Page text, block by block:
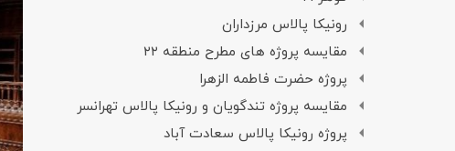
رونیکا پالاس مرزداران
مقایسه پروژه های مطرح منطقه ۲۲
پروژه حضرت فاطمه الزهرا
مقایسه پروژه تندگویان و رونیکا پالاس تهرانسر
پروژه رونیکا پالاس سعادت آباد